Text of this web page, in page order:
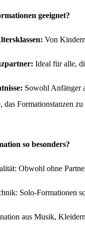
geeignet?
Von
Ideal für alle,
Sowohl Anfänger
das Formationstanzen zu
so besonders?
Obwohl ohne
Solo-Formationen
aus Musik,